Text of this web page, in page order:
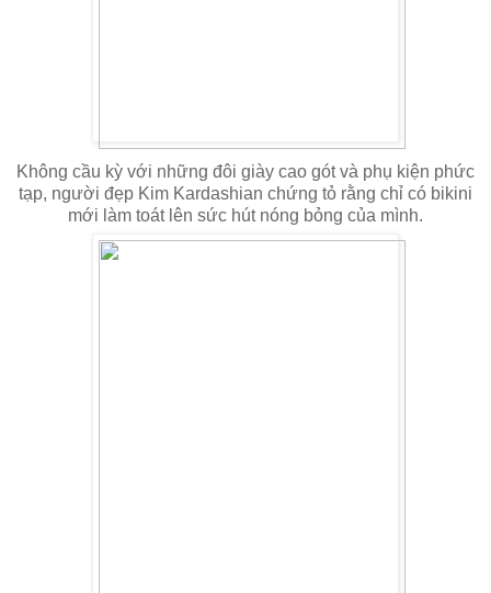
Không cầu kỳ với những đôi giày cao gót và phụ kiện phức
tạp, người đẹp Kim Kardashian chứng tỏ rằng chỉ có bikini
mới làm toát lên sức hút nóng bỏng của mình.